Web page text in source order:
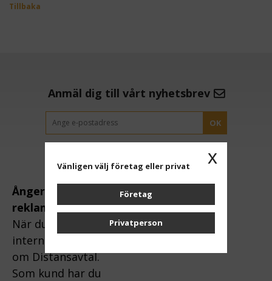
Tillbaka
Anmäl dig till vårt nyhetsbrev
OK
Ångerrätt och
reklamation:
När du handlar via
internet gäller lagen
om Distansavtal.
Som kund har du
x
Vänligen välj företag eller privat
Företag
Privatperson